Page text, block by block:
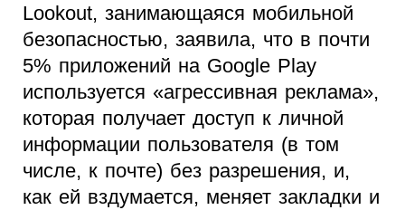
Lookout, занимающаяся мобильной
безопасностью, заявила, что в почти
5% приложений на Google Play
используется «агрессивная реклама»,
которая получает доступ к личной
информации пользователя (в том
числе, к почте) без разрешения, и,
как ей вздумается, меняет закладки и